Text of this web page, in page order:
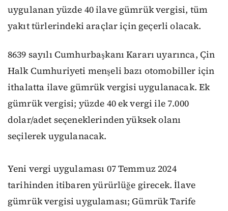
uygulanan yüzde 40 ilave gümrük vergisi, tüm
yakıt türlerindeki araçlar için geçerli olacak.
8639 sayılı Cumhurbaşkanı Kararı uyarınca, Çin
Halk Cumhuriyeti menşeli bazı otomobiller için
ithalatta ilave gümrük vergisi uygulanacak. Ek
gümrük vergisi; yüzde 40 ek vergi ile 7.000
dolar/adet seçeneklerinden yüksek olanı
seçilerek uygulanacak.
Yeni vergi uygulaması 07 Temmuz 2024
tarihinden itibaren yürürlüğe girecek. İlave
gümrük vergisi uygulaması; Gümrük Tarife